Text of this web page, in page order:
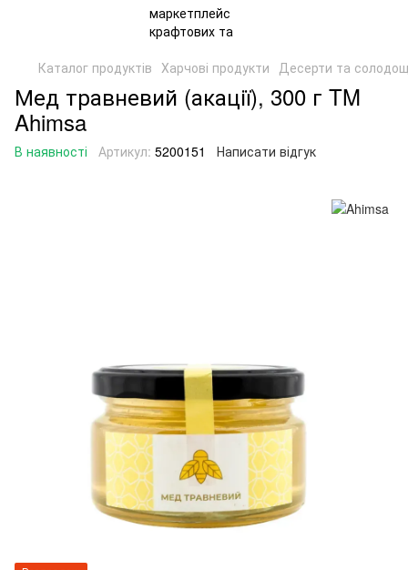
Каталог продуктів Харчові продукти Десерти та
Мед травневий (акації), 300 г TM
Ahimsa
В наявності Артикул: 5200151 Написати відгук